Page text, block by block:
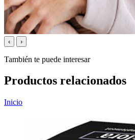
‹ ›
También te puede interesar
Productos relacionados
Inicio